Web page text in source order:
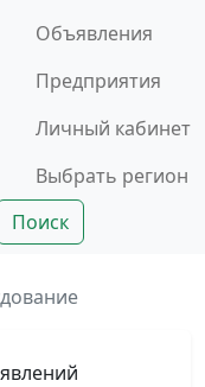
Объявления
Предприятия
Личный кабинет
Выбрать регион
Поиск